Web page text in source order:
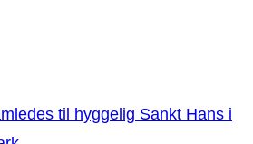
til hyggelig Sankt Hans i